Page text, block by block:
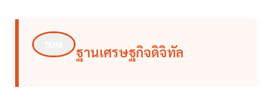
ฐานเศรษฐกิจดิจิทัล